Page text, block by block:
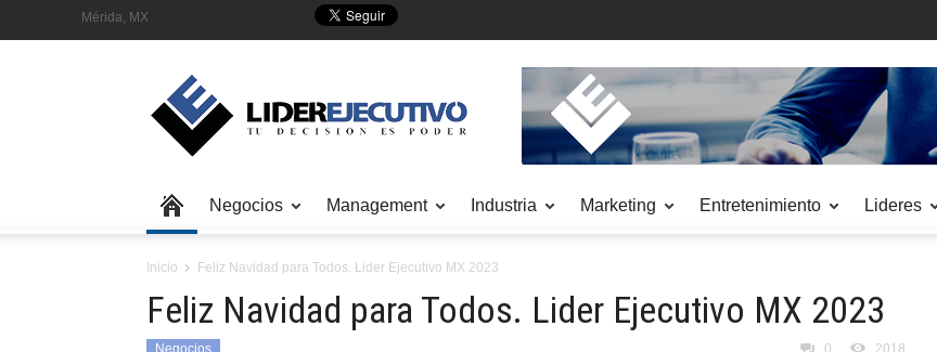
Mérida, MX
Negocios Management Industria Marketing Entretenimiento Lideres
Inicio Feliz Navidad para Todos. Lider Ejecutivo MX 2023
Feliz Navidad para Todos. Lider Ejecutivo MX 2023
Negocios 0 2018